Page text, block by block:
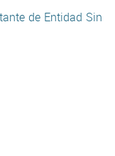
de Entidad Sin